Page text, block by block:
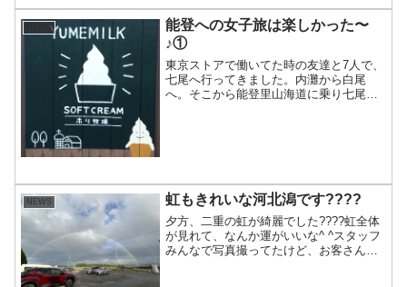
NEWS
能登への女子旅は楽しかった〜
♪①
東京ストアで働いてた時の友達と7人で、
七尾へ行ってきました。内灘から白尾
へ。そこから能登里山海道に乗り七尾に
NEWS 虹もきれいな河北潟です????
夕方、二重の虹が綺麗でした????虹全体
が見れて、なんか運がいいな^ ^スタッフ
みんなで写真撮ってたけど、お客さん来